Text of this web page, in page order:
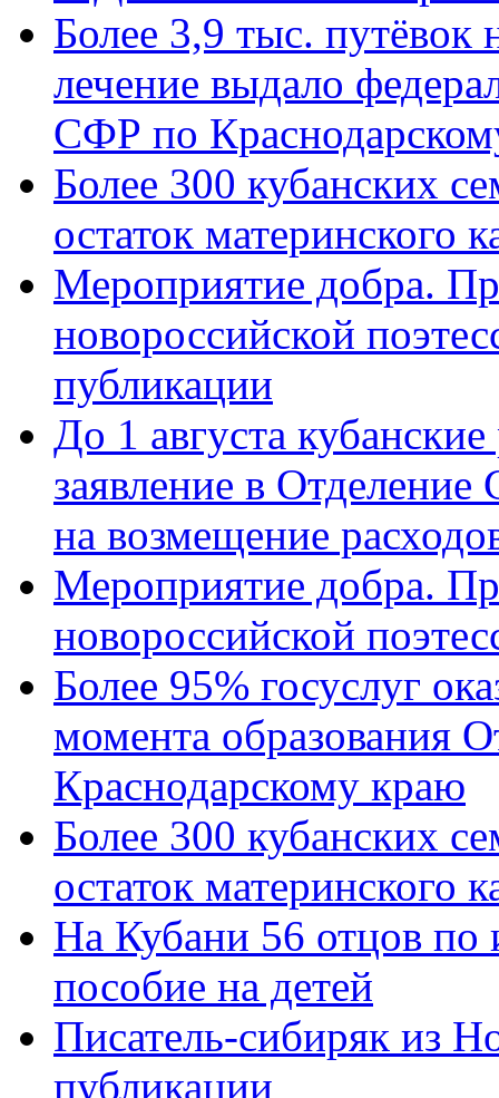
Более 3,9 тыс. путёвок
лечение выдало
СФР по
Более 300 кубанских
остаток материнского
Мероприятие добра.
новороссийской
публикации
До 1 августа
заявление в
на возмещение
Мероприятие добра.
новороссийской
Более 95% госуслуг
момента образования
Краснодарскому краю
Более 300 кубанских
остаток материнского
На Кубани 56 отцов по
пособие на детей
Писатель-сибиряк из
публикации